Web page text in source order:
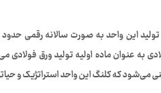
به عنوان ماده اولیه تولید ورق‌
این واحد استراتژیک و حیاتی در آستانه سال